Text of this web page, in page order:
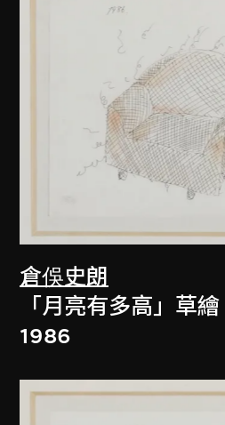
倉俁史朗
「月亮有多高」草繪
1986